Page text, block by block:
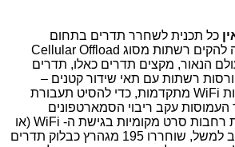
כל תכנית לשחרר תדרים בתחום
להקים רשתות מסוג Cellular Offload
הנאור, מקצים תדרים כאלו, תדרים
רשתות עם תאי שידור קטנים –
WiFi מתקדמות, כדי להסיט תעבורת
העמוסות עקב ריבוי הסמארטפונים
רחבות סרט מקומיות בגישת ה- WiFi (או
). בארה"ב למשל, שוחררו 195 מגהרץ כבלוק תדרים